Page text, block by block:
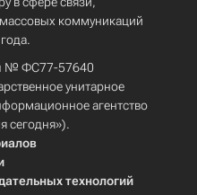
коммуникаций
№ ФС77-57640
унитарное
агентство
сегодня»).
технологий